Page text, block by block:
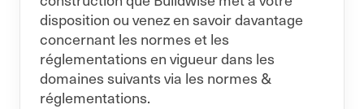
disposition ou venez en savoir davantage
concernant les normes et les
réglementations en vigueur dans les
domaines suivants via les normes &
réglementations.